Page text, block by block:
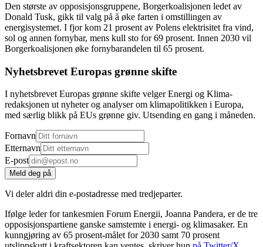
Den største av opposisjonsgruppene, Borgerkoalisjonen ledet av
Donald Tusk, gikk til valg på å øke farten i omstillingen av
energisystemet. I fjor kom 21 prosent av Polens elektrisitet fra vind,
sol og annen fornybar, mens kull sto for 69 prosent. Innen 2030 vil
Borgerkoalisjonen øke fornybarandelen til 65 prosent.
Nyhetsbrevet Europas grønne skifte
I nyhetsbrevet Europas grønne skifte velger Energi og Klima-
redaksjonen ut nyheter og analyser om klimapolitikken i Europa,
med særlig blikk på EUs grønne giv. Utsending en gang i måneden.
Fornavn
Etternavn
E-post
Meld deg på
Vi deler aldri din e-postadresse med tredjeparter.
Ifølge leder for tankesmien Forum Energii, Joanna Pandera, er de tre
opposisjonspartiene ganske samstemte i energi- og klimasaker. En
kunngjøring av 65 prosent-målet for 2030 samt 70 prosent